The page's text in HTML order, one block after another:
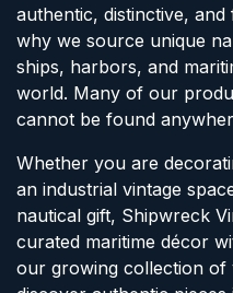
authentic, distinctive,
why we source unique
ships, harbors, and
world. Many of our
cannot be found
Whether you are
an industrial vintage
nautical gift, Shipwreck
curated maritime décor
our growing collection of